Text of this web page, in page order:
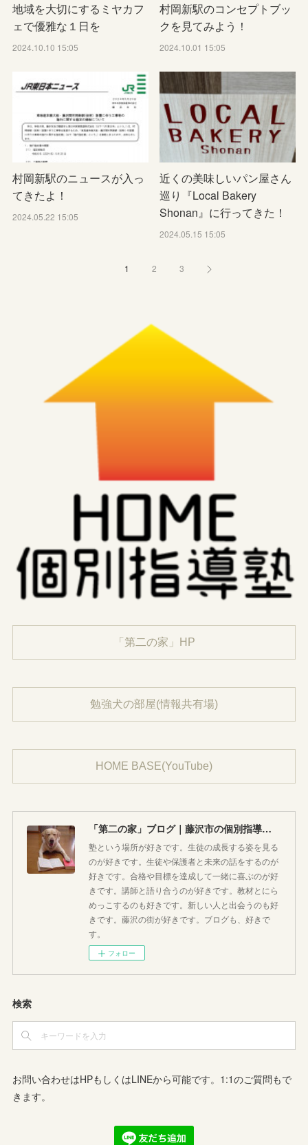
地域を大切にするミヤカフ
ェで優雅な１日を
2024.10.10 15:05
村岡新駅のコンセプトブッ
クを見てみよう！
2024.10.01 15:05
村岡新駅のニュースが入っ
てきたよ！
2024.05.22 15:05
近くの美味しいパン屋さん
巡り『Local Bakery
Shonan』に行ってきた！
2024.05.15 15:05
1 2 3
「第二の家」HP
勉強犬の部屋(情報共有場)
HOME BASE(YouTube)
「第二の家」ブログ｜藤沢市の個別指導塾のお話
塾という場所が好きです。生徒の成長する姿を見る
のが好きです。生徒や保護者と未来の話をするのが
好きです。合格や目標を達成して一緒に喜ぶのが好
きです。講師と語り合うのが好きです。教材とにら
めっこするのも好きです。新しい人と出会うのも好
きです。藤沢の街が好きです。ブログも、好きで
す。
フォロー
検索
お問い合わせはHPもしくはLINEから可能です。1:1のご質問もで
きます。